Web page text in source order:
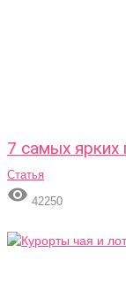
7 самых ярких
Статья
 42250